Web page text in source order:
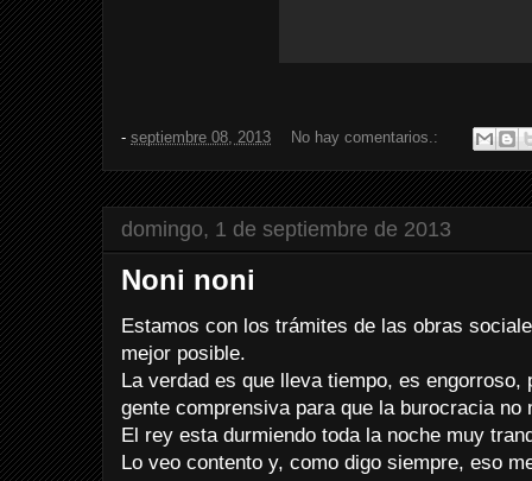
- septiembre 08, 2013 No hay comentarios.:
domingo, 1 de septiembre de 2013
Noni noni
Estamos con los trámites de las obras
mejor posible.
La verdad es que lleva tiempo, es
gente comprensiva para que la burocracia no
El rey esta durmiendo toda la noche muy
Lo veo contento y, como digo siempre, eso